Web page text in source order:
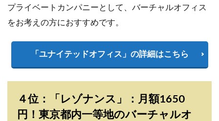
プライベートカンパニーとして、バーチャルオフィス
をお考えの方におすすめです。
「ユナイテッドオフィス」の詳細はこちら
４位：「レゾナンス」：月額1650
円！東京都内一等地のバーチャルオ